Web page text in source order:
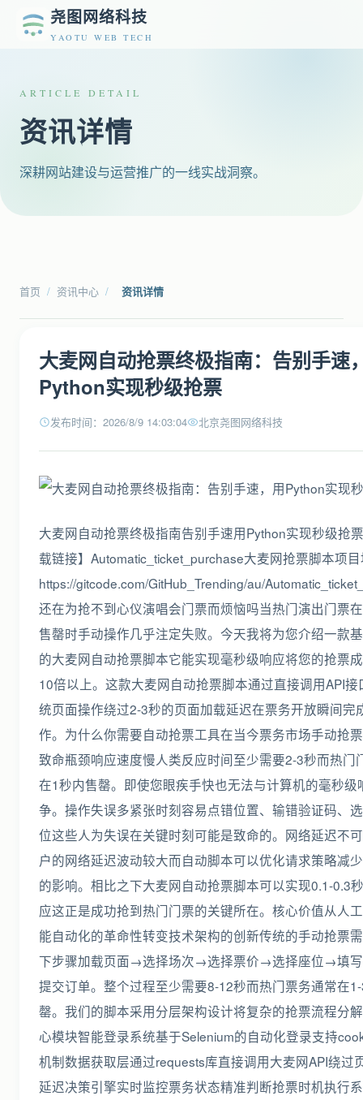
尧图网络科技
YAOTU WEB TECH
ARTICLE DETAIL
资讯详情
深耕网站建设与运营推广的一线实战洞察。
首页 / 资讯中心 / 资讯详情
大麦网自动抢票终极指南：告别手速
Python实现秒级抢票
发布时间：2026/8/9 14:03:04 北京尧图网络科技
大麦网自动抢票终极指南告别手速用Python实现秒级抢
载链接】Automatic_ticket_purchase大麦网抢票脚本项
https://gitcode.com/GitHub_Trending/au/
还在为抢不到心仪演唱会门票而烦恼吗当热门演出门票
售罄时手动操作几乎注定失败。今天我将为您介绍一款
的大麦网自动抢票脚本它能实现毫秒级响应将您的抢票
10倍以上。这款大麦网自动抢票脚本通过直接调用API接
统页面操作绕过2-3秒的页面加载延迟在票务开放瞬间完
作。为什么你需要自动抢票工具在当今票务市场手动抢
致命瓶颈响应速度慢人类反应时间至少需要2-3秒而热门
在1秒内售罄。即使您眼疾手快也无法与计算机的毫秒级
争。操作失误多紧张时刻容易点错位置、输错验证码、
位这些人为失误在关键时刻可能是致命的。网络延迟不
户的网络延迟波动较大而自动脚本可以优化请求策略减
的影响。相比之下大麦网自动抢票脚本可以实现0.1-0.3
应这正是成功抢到热门门票的关键所在。核心价值从人
能自动化的革命性转变技术架构的创新传统的手动抢票
下步骤加载页面→选择场次→选择票价→选择座位→填
提交订单。整个过程至少需要8-12秒而热门票务通常在
罄。我们的脚本采用分层架构设计将复杂的抢票流程分
心模块智能登录系统基于Selenium的自动化登录支持
机制数据获取层通过requests库直接调用大麦网API绕过
延迟决策引擎实时监控票务状态精准判断抢票时机执行